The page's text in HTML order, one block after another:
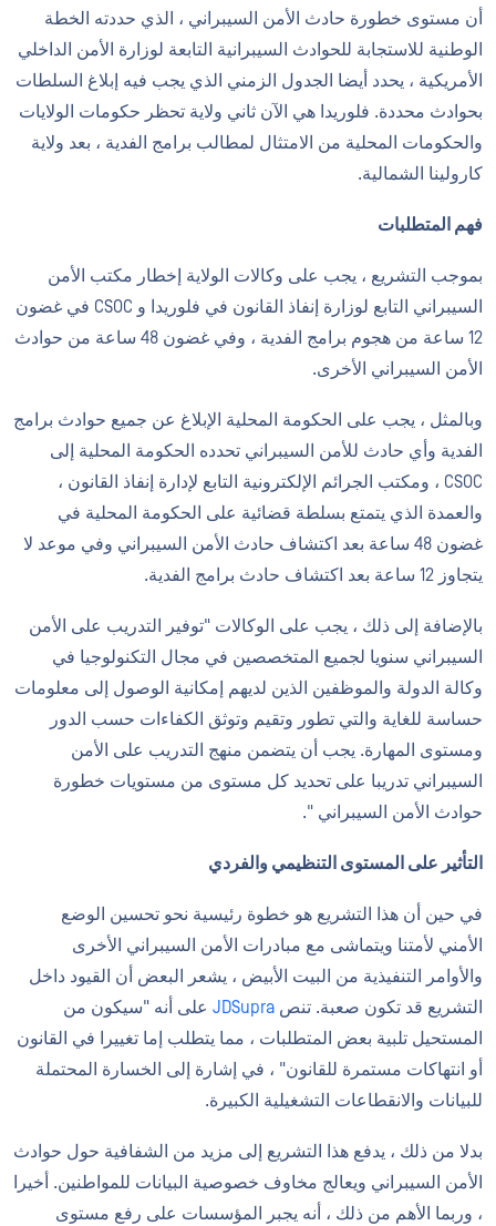
أن مستوى خطورة حادث الأمن السيبراني ، الذي حددته الخطة
الوطنية للاستجابة للحوادث السيبرانية التابعة لوزارة الأمن الداخلي
الأمريكية ، يحدد أيضا الجدول الزمني الذي يجب فيه إبلاغ السلطات
بحوادث محددة. فلوريدا هي الآن ثاني ولاية تحظر حكومات الولايات
والحكومات المحلية من الامتثال لمطالب برامج الفدية ، بعد ولاية
كارولينا الشمالية.
فهم المتطلبات
بموجب التشريع ، يجب على وكالات الولاية إخطار مكتب الأمن
السيبراني التابع لوزارة إنفاذ القانون في فلوريدا و CSOC في غضون
12 ساعة من هجوم برامج الفدية ، وفي غضون 48 ساعة من حوادث
الأمن السيبراني الأخرى.
وبالمثل ، يجب على الحكومة المحلية الإبلاغ عن جميع حوادث برامج
الفدية وأي حادث للأمن السيبراني تحدده الحكومة المحلية إلى
CSOC ، ومكتب الجرائم الإلكترونية التابع لإدارة إنفاذ القانون ،
والعمدة الذي يتمتع بسلطة قضائية على الحكومة المحلية في
غضون 48 ساعة بعد اكتشاف حادث الأمن السيبراني وفي موعد لا
يتجاوز 12 ساعة بعد اكتشاف حادث برامج الفدية.
بالإضافة إلى ذلك ، يجب على الوكالات "توفير التدريب على الأمن
السيبراني سنويا لجميع المتخصصين في مجال التكنولوجيا في
وكالة الدولة والموظفين الذين لديهم إمكانية الوصول إلى معلومات
حساسة للغاية والتي تطور وتقيم وتوثق الكفاءات حسب الدور
ومستوى المهارة. يجب أن يتضمن منهج التدريب على الأمن
السيبراني تدريبا على تحديد كل مستوى من مستويات خطورة
حوادث الأمن السيبراني ".
التأثير على المستوى التنظيمي والفردي
في حين أن هذا التشريع هو خطوة رئيسية نحو تحسين الوضع
الأمني لأمتنا ويتماشى مع مبادرات الأمن السيبراني الأخرى
والأوامر التنفيذية من البيت الأبيض ، يشعر البعض أن القيود داخل
التشريع قد تكون صعبة. تنص JDSupra على أنه "سيكون من
المستحيل تلبية بعض المتطلبات ، مما يتطلب إما تغييرا في القانون
أو انتهاكات مستمرة للقانون" ، في إشارة إلى الخسارة المحتملة
للبيانات والانقطاعات التشغيلية الكبيرة.
بدلا من ذلك ، يدفع هذا التشريع إلى مزيد من الشفافية حول حوادث
الأمن السيبراني ويعالج مخاوف خصوصية البيانات للمواطنين. أخيرا
، وربما الأهم من ذلك ، أنه يجبر المؤسسات على رفع مستوى